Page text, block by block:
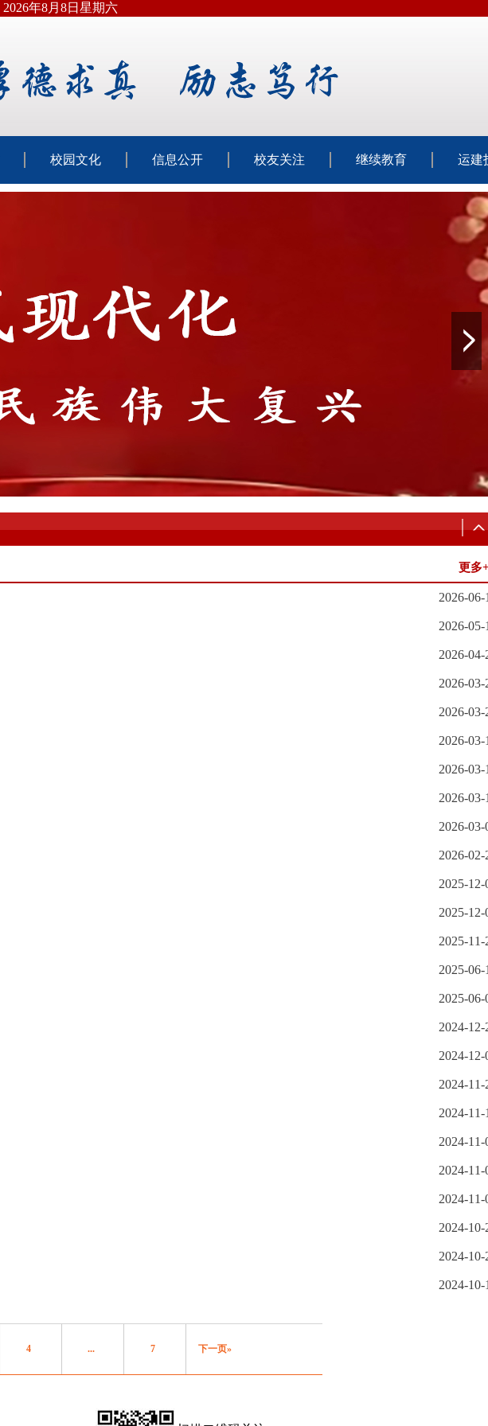
2026年8月8日星期六
校园文化 信息公开 校友关注 继续教育 运建
更多
2026-06-
2026-05-
2026-04-
2026-03-
2026-03-
2026-03-
2026-03-
2026-03-
2026-03-
2026-02-
2025-12-
2025-12-
2025-11-
2025-06-
2025-06-
2024-12-
2024-12-
2024-11-
2024-11-
2024-11-
2024-11-
2024-11-
2024-10-
2024-10-
2024-10-
4 ... 7 下一页»